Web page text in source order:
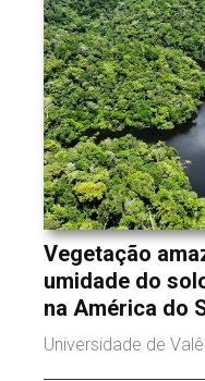
Vegetação
umidade do
na América do
Universidade de